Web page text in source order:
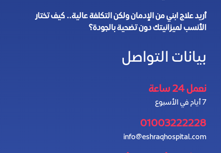
أريد علاج ابني من الإدمان ولكن التكلفة عالية.. كيف تختار
الأنسب لميزانيتك دون تضحية بالجودة؟
بيانات التواصل
نعمل 24 ساعة
7 أيام في الأسبوع
01003222228
info@eshraqhospital.com